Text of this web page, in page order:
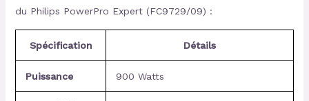
du Philips PowerPro Expert (FC9729/09) :
Spécification Détails
Puissance 900 Watts